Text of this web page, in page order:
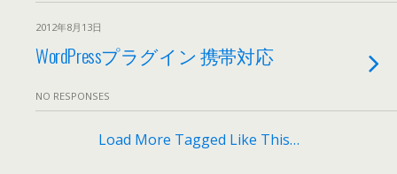
2012年8月13日
WordPressプラグイン 携帯対応
NO RESPONSES
Load More Tagged Like This…